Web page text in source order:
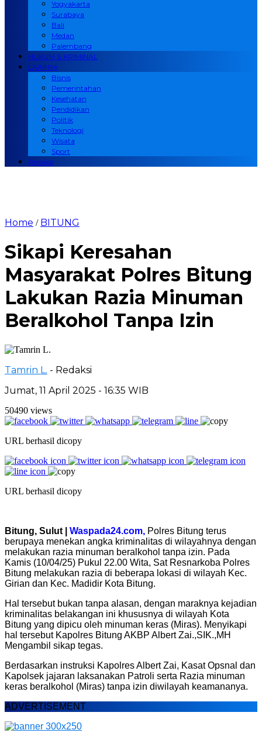
Yogyakarta
Surabaya
Bali
Medan
Palembang
HUKUM & KRIMINAL
LAINNYA
Bisnis
Pemerintahan
Kesehatan
Pendidikan
Politik
Teknologi
Wisata
Sport
Redaksi
Home / BITUNG
Sikapi Keresahan
Masyarakat Polres Bitung
Lakukan Razia Minuman
Beralkohol Tanpa Izin
Tamrin L. - Redaksi
Jumat, 11 April 2025 - 16:35 WIB
50490 views
URL berhasil dicopy
URL berhasil dicopy
Bitung, Sulut | Waspada24.com, Polres Bitung terus
berupaya menekan angka kriminalitas di wilayahnya dengan
melakukan razia minuman beralkohol tanpa izin. Pada
Kamis (10/04/25) Pukul 22.00 Wita, Sat Resnarkoba Polres
Bitung melakukan razia di beberapa lokasi di wilayah Kec.
Girian dan Kec. Madidir Kota Bitung.
Hal tersebut bukan tanpa alasan, dengan maraknya kejadian
kriminalitas belakangan ini khususnya di wilayah Kota
Bitung yang dipicu oleh minuman keras (Miras). Menyikapi
hal tersebut Kapolres Bitung AKBP Albert Zai.,SIK.,MH
Mengambil sikap tegas.
Berdasarkan instruksi Kapolres Albert Zai, Kasat Opsnal dan
Kapolsek jajaran laksanakan Patroli serta Razia minuman
keras beralkohol (Miras) tanpa izin diwilayah keamananya.
ADVERTISEMENT